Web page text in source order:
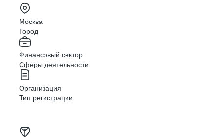
Москва
Город
Финансовый сектор
Сферы деятельности
Организация
Тип регистрации